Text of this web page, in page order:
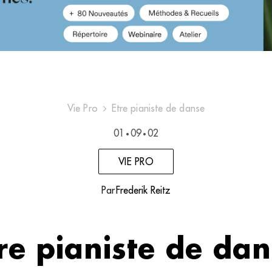
Vie Pro Etre pianiste de danse
01 • 09 • 02
VIE PRO
Par Frederik Reitz
pianiste de